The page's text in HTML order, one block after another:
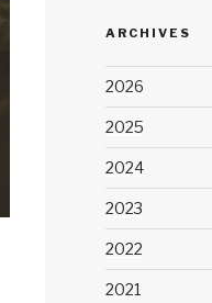
ARCHIVES
2026
2025
2024
2023
2022
2021